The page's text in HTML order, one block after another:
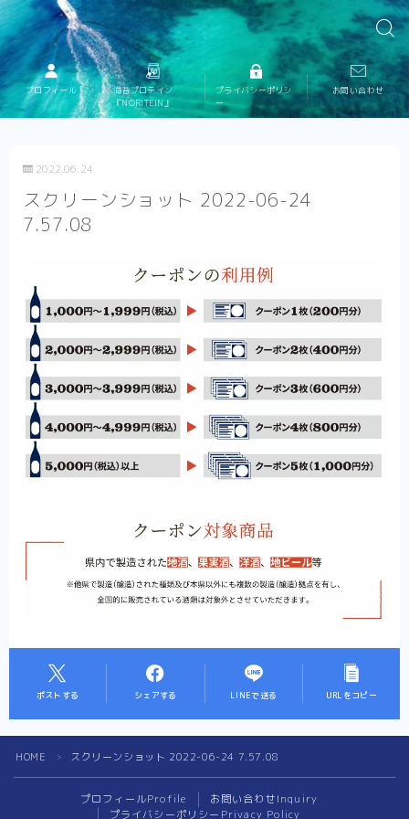
プロフィール
海苔プロテイン
『NORITEIN』
プライバシーポリシ
ー
お問い合わせ
2022.06.24
スクリーンショット 2022-06-24
7.57.08
ポストする シェアする LINEで送る URLをコピー
HOME ＞ スクリーンショット 2022-06-24 7.57.08
プロフィールProfile お問い合わせInquiry
プライバシーポリシー Privacy Policy